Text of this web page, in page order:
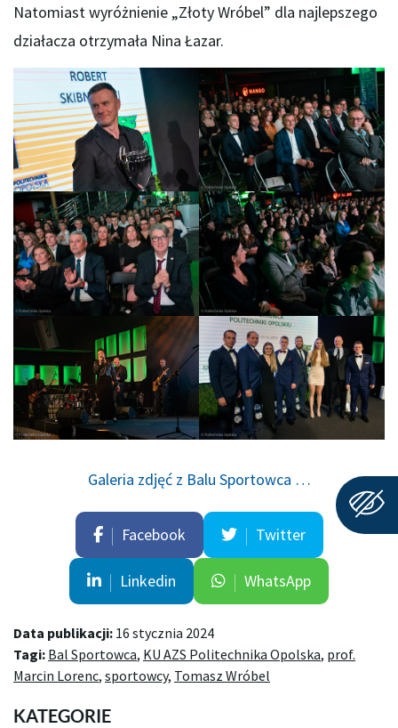
Natomiast wyróżnienie „Złoty Wróbel” dla najlepszego
działacza otrzymała Nina Łazar.
Galeria zdjęć z Balu Sportowca …
Facebook Twitter
Linkedin WhatsApp
Data publikacji: 16 stycznia 2024
Tagi: Bal Sportowca, KU AZS Politechnika Opolska, prof.
Marcin Lorenc, sportowcy, Tomasz Wróbel
KATEGORIE